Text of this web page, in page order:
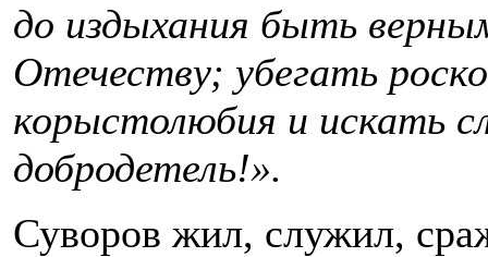
до издыхания быть
Отечеству; убегать
корыстолюбия и искать
добродетель!».
Суворов жил, служил,